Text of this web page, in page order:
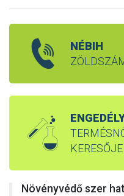
NÉBIH
KERESŐJE
Növényvédő szer